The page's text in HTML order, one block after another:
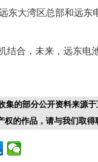
东大湾区总部和远东
结合，未来，远东
集的部分公开资料来源
的作品，请与我们取得